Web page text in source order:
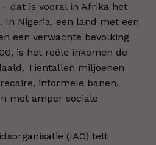
dat is vooral in Afrika het
In Nigeria, een land met een
een verwachte bevolking
is het reële inkomen de
Tientallen miljoenen
informele banen.
met amper sociale
(IAO) telt